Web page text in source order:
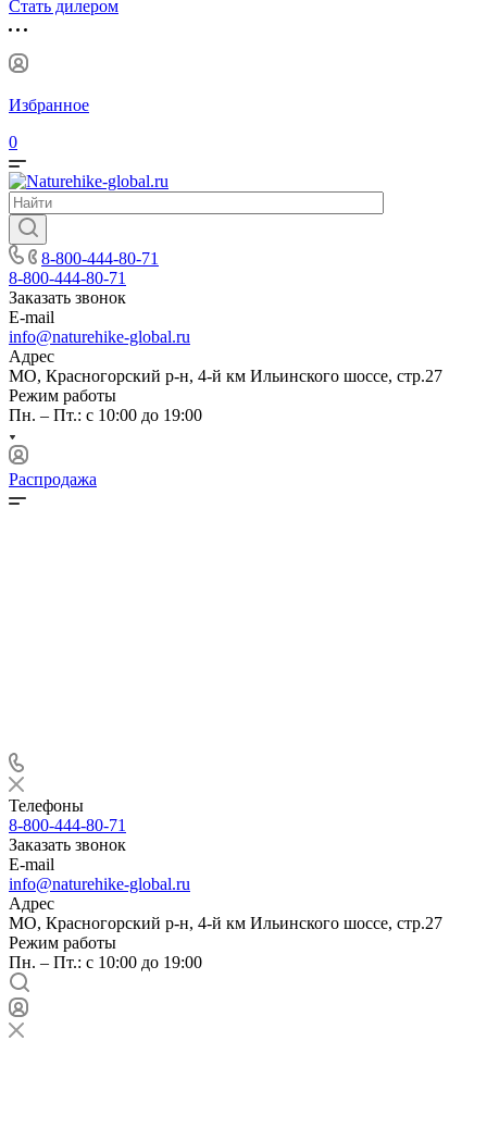
Стать дилером
Избранное
0
8-800-444-80-71
8-800-444-80-71
Заказать звонок
E-mail
info@naturehike-global.ru
Адрес
МО, Красногорский р-н, 4-й км Ильинского шоссе, стр.27
Режим работы
Пн. – Пт.: с 10:00 до 19:00
Распродажа
Телефоны
8-800-444-80-71
Заказать звонок
E-mail
info@naturehike-global.ru
Адрес
МО, Красногорский р-н, 4-й км Ильинского шоссе, стр.27
Режим работы
Пн. – Пт.: с 10:00 до 19:00